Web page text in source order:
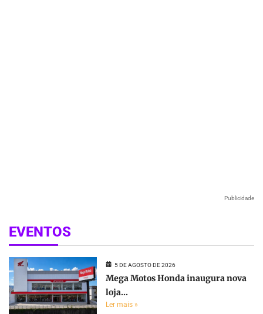
Publicidade
EVENTOS
5 DE AGOSTO DE 2026
Mega Motos Honda inaugura nova
loja...
Ler mais »